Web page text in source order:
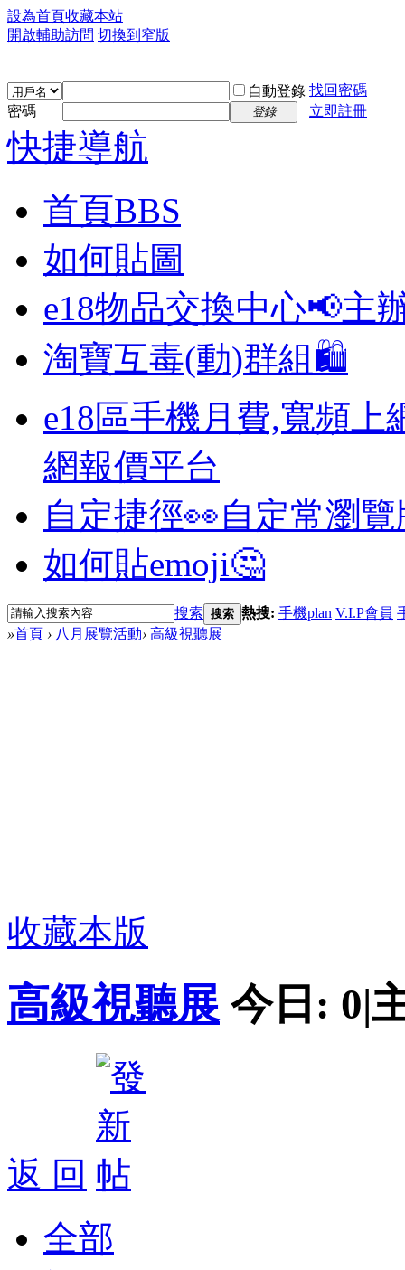
設為首頁收藏本站
開啟輔助訪問 切換到窄版
自動登錄 找回密碼
密碼
登錄 立即註冊
快捷導航
首頁BBS
如何貼圖
e18物品交換中心📢主
淘寶互毒(動)群組🛍️
e18區手機月費,寬頻上
網報價平台
自定捷徑👀自定常瀏
如何貼emoji🤔
搜索 搜索 熱搜: 手機plan V.I.P會員
»首頁 › 八月展覽活動› 高級視聽展
收藏本版
高級視聽展 今日: 0|
返 回
全部